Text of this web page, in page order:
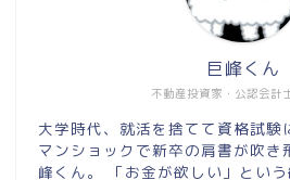
不動産投資家・公認会計
巨峰くん
大学時代、就活を捨てて資格試験
マンショックで新卒の肩書が吹き
峰くん。 「お金が欲しい」とい